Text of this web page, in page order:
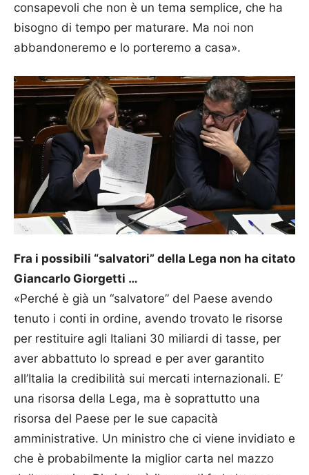
consapevoli che non è un tema semplice, che ha
bisogno di tempo per maturare. Ma noi non
abbandoneremo e lo porteremo a casa».
Fra i possibili “salvatori” della Lega non ha citato
Giancarlo Giorgetti …
«Perché è già un “salvatore” del Paese avendo
tenuto i conti in ordine, avendo trovato le risorse
per restituire agli Italiani 30 miliardi di tasse, per
aver abbattuto lo spread e per aver garantito
all’Italia la credibilità sui mercati internazionali. E’
una risorsa della Lega, ma è soprattutto una
risorsa del Paese per le sue capacità
amministrative. Un ministro che ci viene invidiato e
che è probabilmente la miglior carta nel mazzo